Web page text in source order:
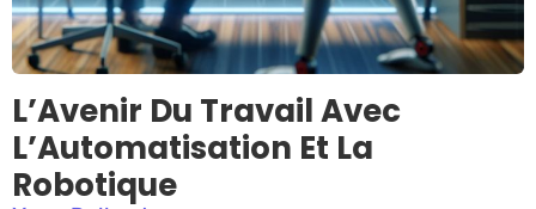
L’Avenir Du Travail Avec
L’Automatisation Et La
Robotique